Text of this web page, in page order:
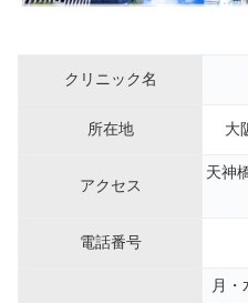
クリニック名
所在地 大
アクセス
天神
電話番号
月